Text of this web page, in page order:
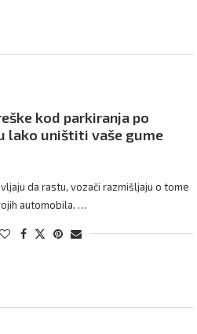
kod parkiranja po
lako uništiti vaše gume
da rastu, vozači razmišljaju o tome
automobila. …